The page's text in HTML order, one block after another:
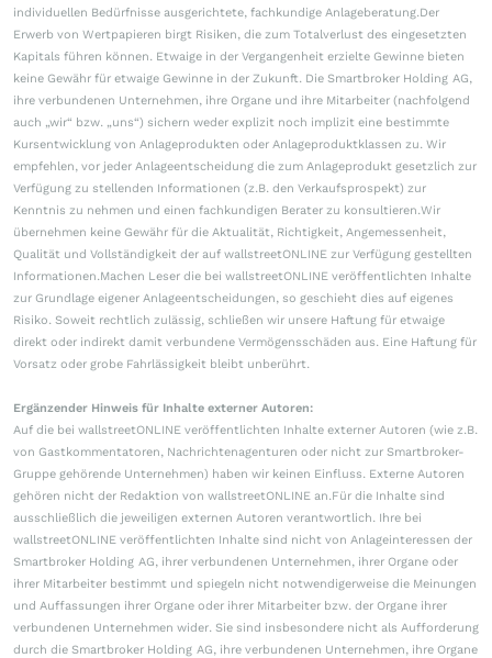
individuellen Bedürfnisse ausgerichtete, fachkundige Anlageberatung.Der
Erwerb von Wertpapieren birgt Risiken, die zum Totalverlust des eingesetzten
Kapitals führen können. Etwaige in der Vergangenheit erzielte Gewinne bieten
keine Gewähr für etwaige Gewinne in der Zukunft. Die Smartbroker Holding AG,
ihre verbundenen Unternehmen, ihre Organe und ihre Mitarbeiter (nachfolgend
auch „wir“ bzw. „uns“) sichern weder explizit noch implizit eine bestimmte
Kursentwicklung von Anlageprodukten oder Anlageproduktklassen zu. Wir
empfehlen, vor jeder Anlageentscheidung die zum Anlageprodukt gesetzlich zur
Verfügung zu stellenden Informationen (z.B. den Verkaufsprospekt) zur
Kenntnis zu nehmen und einen fachkundigen Berater zu konsultieren.Wir
übernehmen keine Gewähr für die Aktualität, Richtigkeit, Angemessenheit,
Qualität und Vollständigkeit der auf wallstreetONLINE zur Verfügung gestellten
Informationen.Machen Leser die bei wallstreetONLINE veröffentlichten Inhalte
zur Grundlage eigener Anlageentscheidungen, so geschieht dies auf eigenes
Risiko. Soweit rechtlich zulässig, schließen wir unsere Haftung für etwaige
direkt oder indirekt damit verbundene Vermögensschäden aus. Eine Haftung für
Vorsatz oder grobe Fahrlässigkeit bleibt unberührt.
Ergänzender Hinweis für Inhalte externer Autoren:
Auf die bei wallstreetONLINE veröffentlichten Inhalte externer Autoren (wie z.B.
von Gastkommentatoren, Nachrichtenagenturen oder nicht zur Smartbroker-
Gruppe gehörende Unternehmen) haben wir keinen Einfluss. Externe Autoren
gehören nicht der Redaktion von wallstreetONLINE an.Für die Inhalte sind
ausschließlich die jeweiligen externen Autoren verantwortlich. Ihre bei
wallstreetONLINE veröffentlichten Inhalte sind nicht von Anlageinteressen der
Smartbroker Holding AG, ihrer verbundenen Unternehmen, ihrer Organe oder
ihrer Mitarbeiter bestimmt und spiegeln nicht notwendigerweise die Meinungen
und Auffassungen ihrer Organe oder ihrer Mitarbeiter bzw. der Organe ihrer
verbundenen Unternehmen wider. Sie sind insbesondere nicht als Aufforderung
durch die Smartbroker Holding AG, ihre verbundenen Unternehmen, ihre Organe